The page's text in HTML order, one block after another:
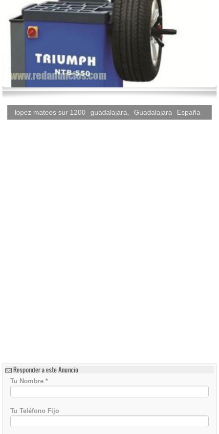
lopez mateos sur 1200 guadalajara Guadalajara España
Responder a este Anuncio
Tu Nombre *
Tu Teléfono Fijo